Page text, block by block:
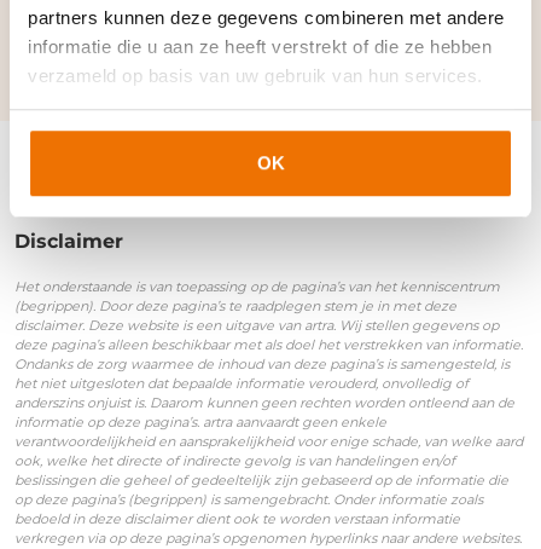
partners kunnen deze gegevens combineren met andere
informatie die u aan ze heeft verstrekt of die ze hebben
verzameld op basis van uw gebruik van hun services.
OK
DUO (Dienst Uitvoering Onderwijs)
Disclaimer
Het onderstaande is van toepassing op de pagina’s van het kenniscentrum
(begrippen). Door deze pagina’s te raadplegen stem je in met deze
disclaimer. Deze website is een uitgave van artra. Wij stellen gegevens op
deze pagina’s alleen beschikbaar met als doel het verstrekken van informatie.
Ondanks de zorg waarmee de inhoud van deze pagina’s is samengesteld, is
het niet uitgesloten dat bepaalde informatie verouderd, onvolledig of
anderszins onjuist is. Daarom kunnen geen rechten worden ontleend aan de
informatie op deze pagina’s. artra aanvaardt geen enkele
verantwoordelijkheid en aansprakelijkheid voor enige schade, van welke aard
ook, welke het directe of indirecte gevolg is van handelingen en/of
beslissingen die geheel of gedeeltelijk zijn gebaseerd op de informatie die
op deze pagina’s (begrippen) is samengebracht. Onder informatie zoals
bedoeld in deze disclaimer dient ook te worden verstaan informatie
verkregen via op deze pagina’s opgenomen hyperlinks naar andere websites.